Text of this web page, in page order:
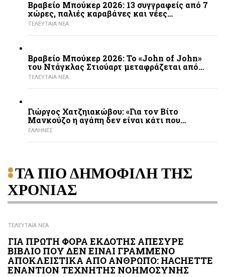
Βραβείο Μπούκερ 2026: 13 συγγραφείς από 7
χώρες, παλιές καραβάνες και νέες…
ΤΕΛΕΥΤΑΙΑ ΝΕΑ
Βραβείο Μπούκερ 2026: Το «John of John»
του Ντάγκλας Στιούαρτ μεταφράζεται από…
ΤΕΛΕΥΤΑΙΑ ΝΕΑ
Γιώργος Χατζηιακώβου: «Για τον Βίτο
Μανκούζο η αγάπη δεν είναι κάτι που…
ΕΛΛΗΝΕΣ
ΤΑ ΠΙΟ ΔΗΜΟΦΙΛΗ ΤΗΣ
ΧΡΟΝΙΑΣ
ΤΕΛΕΥΤΑΙΑ ΝΕΑ
ΓΙΑ ΠΡΩΤΗ ΦΟΡΑ ΕΚΔΟΤΗΣ ΑΠΕΣΥΡΕ
ΒΙΒΛΙΟ ΠΟΥ ΔΕΝ ΕΙΝΑΙ ΓΡΑΜΜΕΝΟ
ΑΠΟΚΛΕΙΣΤΙΚΑ ΑΠΟ ΑΝΘΡΩΠΟ: HACHETTE
ΕΝΑΝΤΙΟΝ ΤΕΧΝΗΤΗΣ ΝΟΗΜΟΣΥΝΗΣ